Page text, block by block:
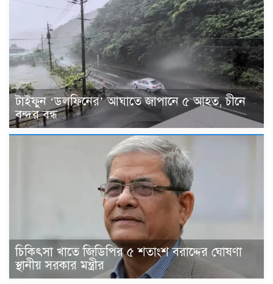
টাইফুন ‘ডলফিনের’ আঘাতে জাপানে ৫ আহত, চীনে
বন্দর বন্ধ
চিকিৎসা খাতে জিডিপির ৫ শতাংশ বরাদ্দের ঘোষণা
স্থানীয় সরকার মন্ত্রীর